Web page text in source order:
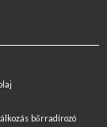
bőrradírozó